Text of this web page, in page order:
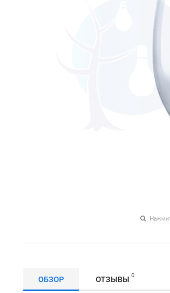
ОБЗОР ОТЗЫВЫ 0